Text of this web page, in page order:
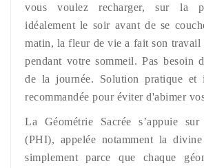
vous voulez recharger, sur la
idéalement le soir avant de se
matin, la fleur de vie a fait son travail
pendant votre sommeil. Pas besoin
de la journée. Solution pratique et
recommandée pour éviter d'abimer
La Géométrie Sacrée s’appuie
(PHI), appelée notamment la
simplement parce que chaque